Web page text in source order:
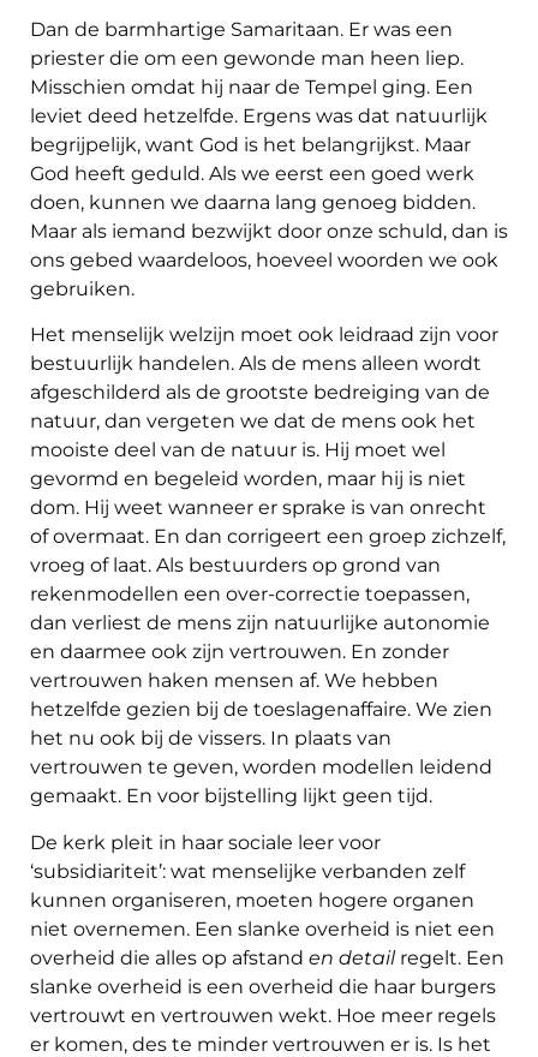
Dan de barmhartige Samaritaan. Er was een
priester die om een gewonde man heen liep.
Misschien omdat hij naar de Tempel ging. Een
leviet deed hetzelfde. Ergens was dat natuurlijk
begrijpelijk, want God is het belangrijkst. Maar
God heeft geduld. Als we eerst een goed werk
doen, kunnen we daarna lang genoeg bidden.
Maar als iemand bezwijkt door onze schuld, dan is
ons gebed waardeloos, hoeveel woorden we ook
gebruiken.
Het menselijk welzijn moet ook leidraad zijn voor
bestuurlijk handelen. Als de mens alleen wordt
afgeschilderd als de grootste bedreiging van de
natuur, dan vergeten we dat de mens ook het
mooiste deel van de natuur is. Hij moet wel
gevormd en begeleid worden, maar hij is niet
dom. Hij weet wanneer er sprake is van onrecht
of overmaat. En dan corrigeert een groep zichzelf,
vroeg of laat. Als bestuurders op grond van
rekenmodellen een over-correctie toepassen,
dan verliest de mens zijn natuurlijke autonomie
en daarmee ook zijn vertrouwen. En zonder
vertrouwen haken mensen af. We hebben
hetzelfde gezien bij de toeslagenaffaire. We zien
het nu ook bij de vissers. In plaats van
vertrouwen te geven, worden modellen leidend
gemaakt. En voor bijstelling lijkt geen tijd.
De kerk pleit in haar sociale leer voor
‘subsidiariteit’: wat menselijke verbanden zelf
kunnen organiseren, moeten hogere organen
niet overnemen. Een slanke overheid is niet een
overheid die alles op afstand en detailregelt. Een
slanke overheid is een overheid die haar burgers
vertrouwt en vertrouwen wekt. Hoe meer regels
er komen, des te minder vertrouwen er is. Is het